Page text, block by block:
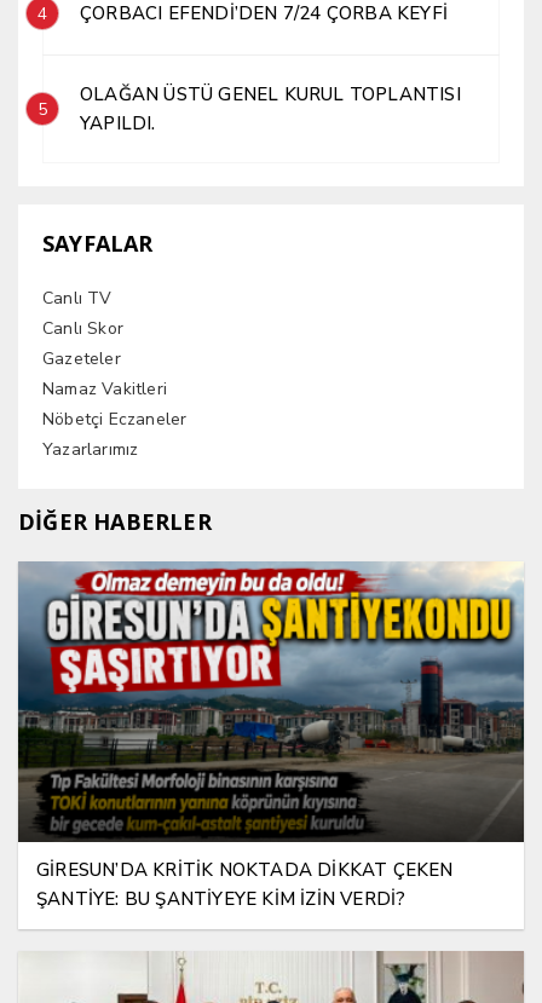
4 ÇORBACI EFENDİ’DEN 7/24 ÇORBA KEYFİ
5
OLAĞAN ÜSTÜ GENEL KURUL TOPLANTISI
YAPILDI.
SAYFALAR
Canlı TV
Canlı Skor
Gazeteler
Namaz Vakitleri
Nöbetçi Eczaneler
Yazarlarımız
DİĞER HABERLER
GİRESUN’DA KRİTİK NOKTADA DİKKAT ÇEKEN
ŞANTİYE: BU ŞANTİYEYE KİM İZİN VERDİ?